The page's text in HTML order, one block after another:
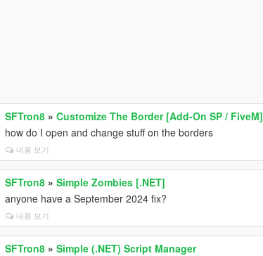
SFTron8 »Customize The Border [Add-On SP / FiveM]
how do I open and change stuff on the borders
내용 보기
SFTron8 »Simple Zombies [.NET]
anyone have a September 2024 fix?
내용 보기
SFTron8 »Simple (.NET) Script Manager